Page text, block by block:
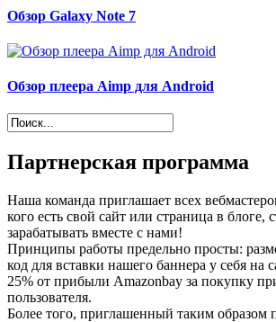
Обзор Galaxy Note 7
Обзор плеера Aimp для Android
Партнерская программа
Наша команда приглашает всех
кого есть свой сайт или страница в блоге,
зарабатывать вместе с нами!
Принципы работы предельно просты:
код для вставки нашего баннера у себя на
25% от прибыли Amazonbay за покупку
пользователя.
Более того, приглашенный таким образом